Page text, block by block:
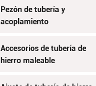
Pezón de tubería y
acoplamiento
Accesorios de tubería de
hierro maleable